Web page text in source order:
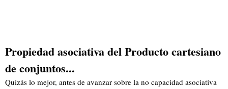
Propiedad asociativa del Producto cartesiano
de conjuntos...
Quizás lo mejor, antes de avanzar sobre la no capacidad asociativa